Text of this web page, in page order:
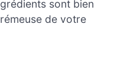
sont bien
de votre